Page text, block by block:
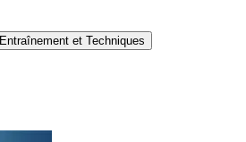
Entraînement et Techniques